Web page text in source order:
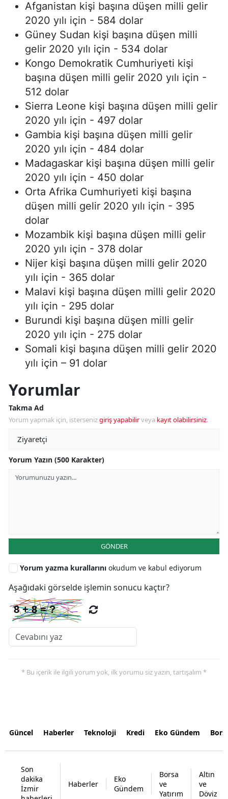
Afganistan kişi başına düşen milli gelir
2020 yılı için - 584 dolar
Güney Sudan kişi başına düşen milli
gelir 2020 yılı için - 534 dolar
Kongo Demokratik Cumhuriyeti kişi
başına düşen milli gelir 2020 yılı için -
512 dolar
Sierra Leone kişi başına düşen milli gelir
2020 yılı için - 497 dolar
Gambia kişi başına düşen milli gelir
2020 yılı için - 484 dolar
Madagaskar kişi başına düşen milli gelir
2020 yılı için - 450 dolar
Orta Afrika Cumhuriyeti kişi başına
düşen milli gelir 2020 yılı için - 395
dolar
Mozambik kişi başına düşen milli gelir
2020 yılı için - 378 dolar
Nijer kişi başına düşen milli gelir 2020
yılı için - 365 dolar
Malavi kişi başına düşen milli gelir 2020
yılı için - 295 dolar
Burundi kişi başına düşen milli gelir
2020 yılı için - 275 dolar
Somali kişi başına düşen milli gelir 2020
yılı için – 91 dolar
Yorumlar
Takma Ad
Yorum yapmak için, istersenizgiriş yapabilirveya kayıt olabilirsiniz.
Yorum Yazın (500 Karakter)
GÖNDER
Yorum yazma kurallarını okudum ve kabul ediyorum
Aşağıdaki görselde işlemin sonucu kaçtır?
* Bu içerik ile ilgili yorum yok, ilk yorumu siz yazın, tartışalım *
Güncel Haberler Teknoloji Kredi Eko Gündem
Son
dakika
İzmir
Haberler
Eko
Gündem
Borsa
ve
Yatırım
Altın
ve
Döviz